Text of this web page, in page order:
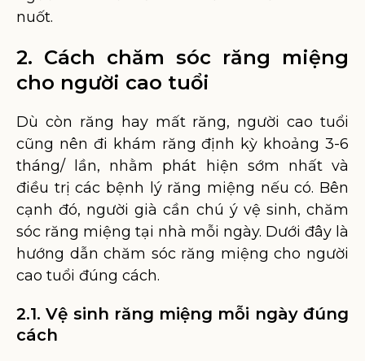
nuốt.
2. Cách chăm sóc răng miệng
cho người cao tuổi
Dù còn răng hay mất răng, người cao tuổi
cũng nên đi khám răng định kỳ khoảng 3-6
tháng/ lần, nhằm phát hiện sớm nhất và
điều trị các bệnh lý răng miệng nếu có. Bên
cạnh đó, người già cần chú ý vệ sinh, chăm
sóc răng miệng tại nhà mỗi ngày. Dưới đây là
hướng dẫn chăm sóc răng miệng cho người
cao tuổi đúng cách.
2.1. Vệ sinh răng miệng mỗi ngày đúng
cách